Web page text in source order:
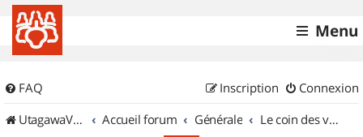
Menu
FAQ Connexion
Inscription
UtagawaVTT (Randos VTT et VTTAE avec traces GPS)
Accueil forum Générale Le coin des vidéastes